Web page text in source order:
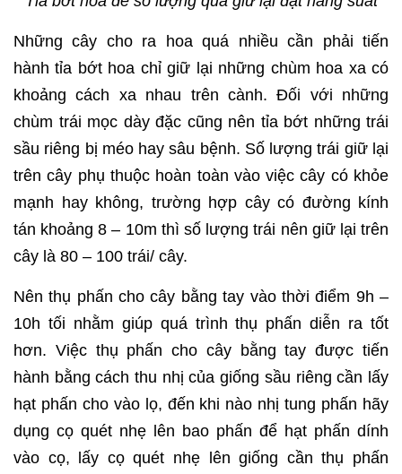
Những cây cho ra hoa quá nhiều cần phải tiến
hành tỉa bớt hoa chỉ giữ lại những chùm hoa xa có
khoảng cách xa nhau trên cành. Đối với những
chùm trái mọc dày đặc cũng nên tỉa bớt những trái
sầu riêng bị méo hay sâu bệnh. Số lượng trái giữ lại
trên cây phụ thuộc hoàn toàn vào việc cây có khỏe
mạnh hay không, trường hợp cây có đường kính
tán khoảng 8 – 10m thì số lượng trái nên giữ lại trên
cây là 80 – 100 trái/ cây.
Nên thụ phấn cho cây bằng tay vào thời điểm 9h –
10h tối nhằm giúp quá trình thụ phấn diễn ra tốt
hơn. Việc thụ phấn cho cây bằng tay được tiến
hành bằng cách thu nhị của giống sầu riêng cần lấy
hạt phấn cho vào lọ, đến khi nào nhị tung phấn hãy
dụng cọ quét nhẹ lên bao phấn để hạt phấn dính
vào cọ, lấy cọ quét nhẹ lên giống cần thụ phấn